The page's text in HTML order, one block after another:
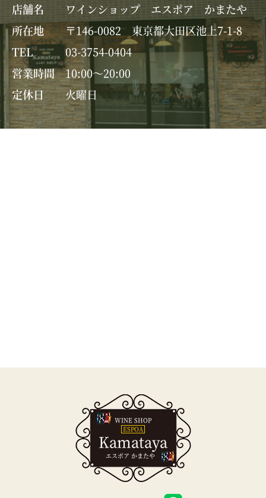
店舗名
ワインショップ エスポア かまたや
所在地
〒146-0082 東京都大田区池上7-1-8
TEL
03-3754-0404
営業時間
10:00～20:00
定休日
火曜日
WINE SHOP
ESPOA
Kamataya
エスポア かまたや